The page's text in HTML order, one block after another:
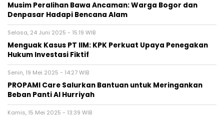
Musim Peralihan Bawa Ancaman: Warga Bogor dan
Denpasar Hadapi Bencana Alam
Selasa, 24 Juni 2025 - 15:19 WIB
Menguak Kasus PT IIM: KPK Perkuat Upaya Penegakan
Hukum Investasi Fiktif
Senin, 19 Mei 2025 - 14:27 WIB
PROPAMI Care Salurkan Bantuan untuk Meringankan
Beban Panti Al Hurriyah
Kamis, 15 Mei 2025 - 13:39 WIB